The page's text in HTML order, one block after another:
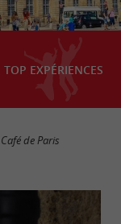
TOP EXPÉRIENCES
de Paris